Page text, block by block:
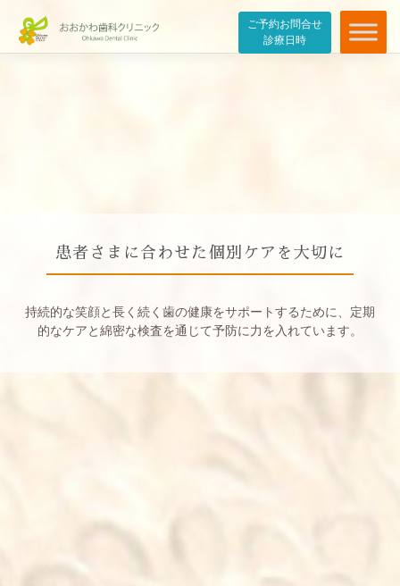
ご予約お問合せ
診療日時
患者さまに合わせた個別ケアを大切に
持続的な笑顔と長く続く歯の健康をサポートするために、定期
的なケアと綿密な検査を通じて予防に力を入れています。